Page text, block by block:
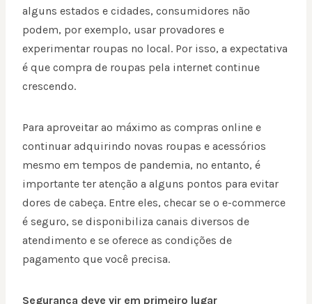
alguns estados e cidades, consumidores não
podem, por exemplo, usar provadores e
experimentar roupas no local. Por isso, a expectativa
é que compra de roupas pela internet continue
crescendo.
Para aproveitar ao máximo as compras online e
continuar adquirindo novas roupas e acessórios
mesmo em tempos de pandemia, no entanto, é
importante ter atenção a alguns pontos para evitar
dores de cabeça. Entre eles, checar se o e-commerce
é seguro, se disponibiliza canais diversos de
atendimento e se oferece as condições de
pagamento que você precisa.
Segurança deve vir em primeiro lugar